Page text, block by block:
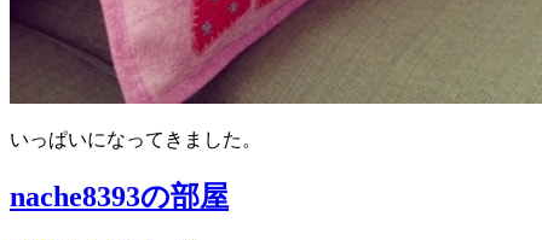
いっぱいになってきました。
nache8393の部屋